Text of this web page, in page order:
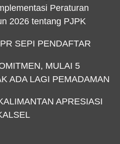
Peraturan
2026 tentang PJPK
SEPI PENDAFTAR
MULAI 5
ADA LAGI PEMADAMAN
APRESIASI